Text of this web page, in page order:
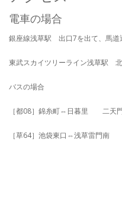
電車の場合
銀座線浅草駅 出口7を出て、馬道
東武スカイツリーライン浅草駅
バスの場合
［都08］錦糸町⇔日暮里 二
［草64］池袋東口⇔浅草雷門